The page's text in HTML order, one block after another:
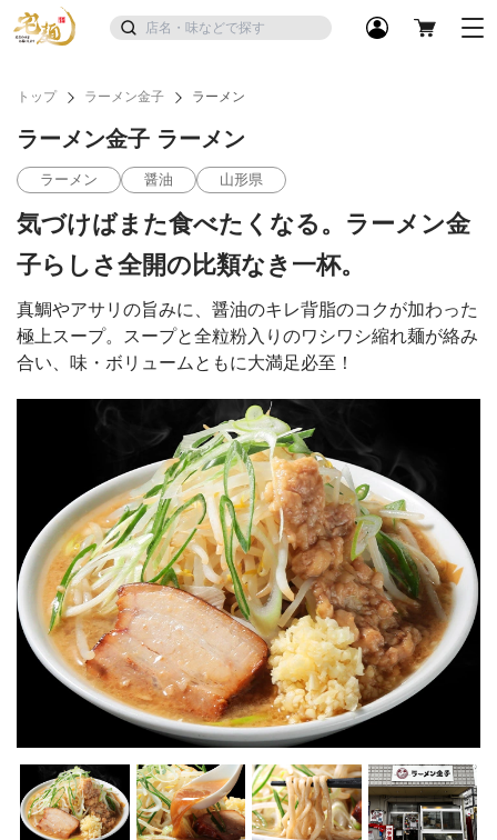
トップ ラーメン金子 ラーメン
ラーメン金子 ラーメン
ラーメン 醤油 山形県
気づけばまた食べたくなる。ラーメン金
子らしさ全開の比類なき一杯。
真鯛やアサリの旨みに、醤油のキレ背脂のコクが加わった
極上スープ。スープと全粒粉入りのワシワシ縮れ麺が絡み
合い、味・ボリュームともに大満足必至！